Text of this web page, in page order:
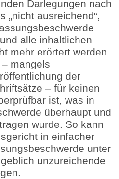
Darlegungen nach
„nicht ausreichend“,
alle inhaltlichen
mehr erörtert werden.
mangels
der
– für keinen
ist, was in
überhaupt und
wurde. So kann
in einfacher
unter
unzureichende